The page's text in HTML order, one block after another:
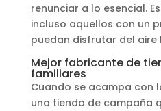
renunciar a lo esencial.
incluso aquellos con un
puedan disfrutar del aire
Mejor fabricante de
familiares
Cuando se acampa con
una tienda de campaña